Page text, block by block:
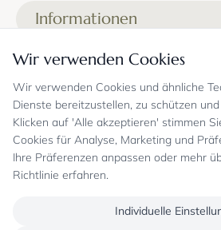
Wir verwenden Cookies
Wir verwenden Cookies und ähnliche
Dienste bereitzustellen, zu schützen
Klicken auf 'Alle akzeptieren' stimmen
Cookies für Analyse, Marketing und
Ihre Präferenzen anpassen oder mehr
Richtlinie erfahren.
Individuelle
Liefer- und Versandkosten
Zahlungsmöglichkeiten
Gutschein
Sicheres Einkaufen und
FAQ
Jobs
Bekannt aus
Newsletter
Informationen
Kontakt
Showrooms
Datenschutz
Allgemeine
Widerrufsrecht,
Impressum
Blog
Sicheres Einkaufen
Echte Kundenbewertungen
Überweisung erst kurz vor
Oder per PayPal (mit
Sichere Zahlung mit SSL-
Zahlungsarten